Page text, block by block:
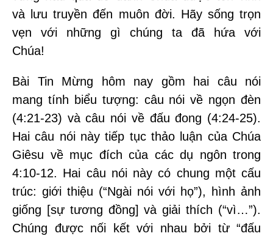
và lưu truyền đến muôn đời. Hãy sống trọn
vẹn với những gì chúng ta đã hứa với
Chúa!
Bài Tin Mừng hôm nay gồm hai câu nói
mang tính biểu tượng: câu nói về ngọn đèn
(4:21-23) và câu nói về đấu đong (4:24-25).
Hai câu nói này tiếp tục thảo luận của Chúa
Giêsu về mục đích của các dụ ngôn trong
4:10-12. Hai câu nói này có chung một cấu
trúc: giới thiệu (“Ngài nói với họ”), hình ảnh
giống [sự tương đồng] và giải thích (“vì…”).
Chúng được nối kết với nhau bởi từ “đấu